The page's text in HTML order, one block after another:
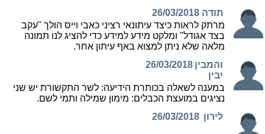
תודה 26/03/2018
מרתק לראות כיצד עיתונאי רציני כאבי וייס הולך "עקב
בצד אגודל" ומלקט מידע למידע כדי להציג לנו תמונה
מלאה שלא ניתן למצוא באף עיתון אחר.
והמבין
יבין
26/03/2018
במענה לשאלה בכותרת הידיעה: לשר התקשורת יש שני
נציגים במועצת הכבלים: מימון שמילה ותמי לשם.
לירון 26/03/2018